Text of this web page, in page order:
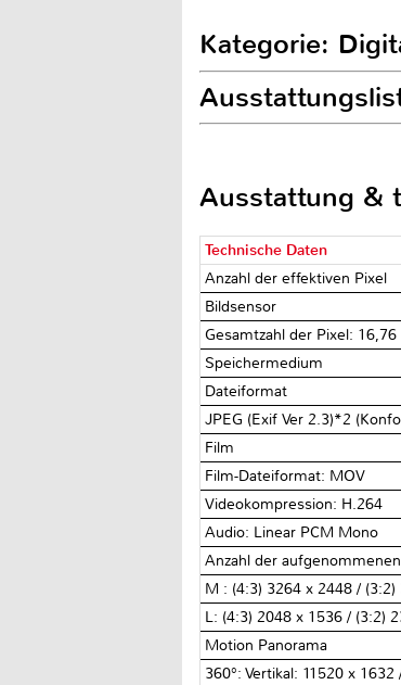
Kategorie:
Ausstattung &
Technische Daten
Anzahl der effektiven Pixel
Bildsensor
Gesamtzahl der Pixel:
Speichermedium
Dateiformat
JPEG (Exif Ver 2.3)*2
Film
Film-Dateiformat: MOV
Videokompression: H.264
Audio: Linear PCM Mono
Anzahl der
M : (4:3) 3264 x 2448 /
L: (4:3) 2048 x 1536 / (3:2)
Motion Panorama
360°: Vertikal: 11520 x